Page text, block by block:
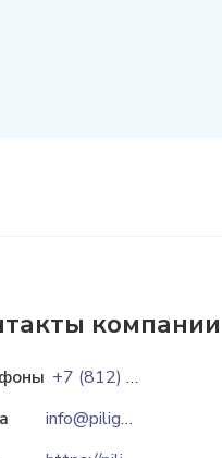
компании
+7 (812) 425-69-32
info@piligrim-ltd.ru